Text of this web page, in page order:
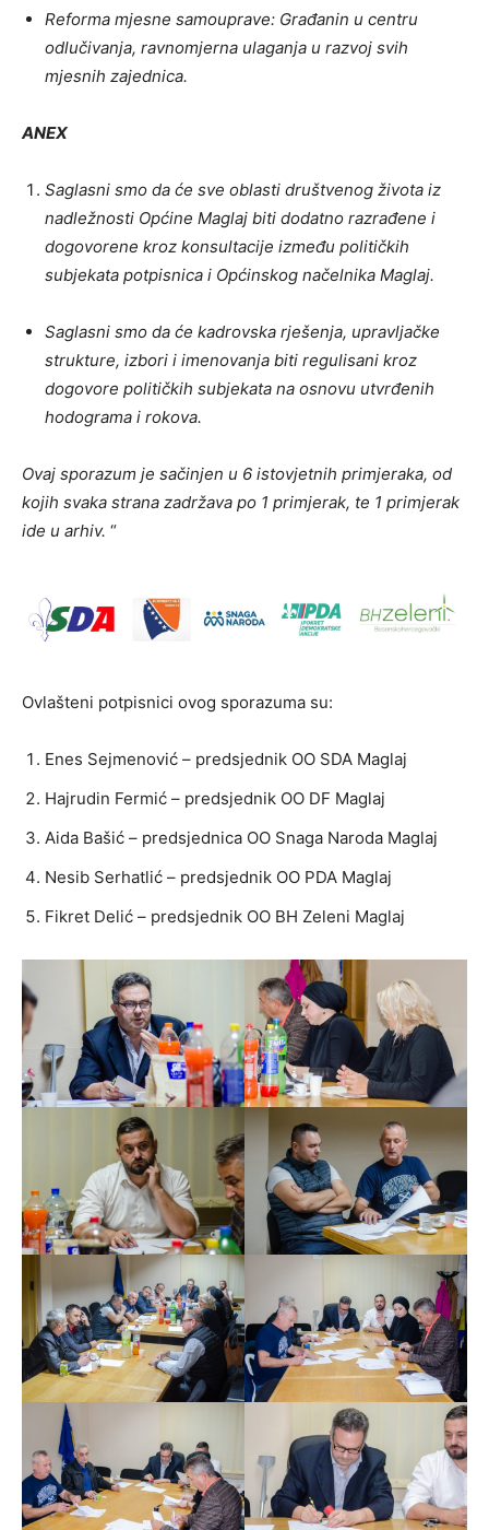
Reforma mjesne samouprave: Građanin u centru
odlučivanja, ravnomjerna ulaganja u razvoj svih
mjesnih zajednica.
ANEX
Saglasni smo da će sve oblasti društvenog života iz
nadležnosti Općine Maglaj biti dodatno razrađene i
dogovorene kroz konsultacije između političkih
subjekata potpisnica i Općinskog načelnika Maglaj.
Saglasni smo da će kadrovska rješenja, upravljačke
strukture, izbori i imenovanja biti regulisani kroz
dogovore političkih subjekata na osnovu utvrđenih
hodograma i rokova.
Ovaj sporazum je sačinjen u 6 istovjetnih primjeraka, od
kojih svaka strana zadržava po 1 primjerak, te 1 primjerak
ide u arhiv. “
Ovlašteni potpisnici ovog sporazuma su:
Enes Sejmenović – predsjednik OO SDA Maglaj
Hajrudin Fermić – predsjednik OO DF Maglaj
Aida Bašić – predsjednica OO Snaga Naroda Maglaj
Nesib Serhatlić – predsjednik OO PDA Maglaj
Fikret Delić – predsjednik OO BH Zeleni Maglaj